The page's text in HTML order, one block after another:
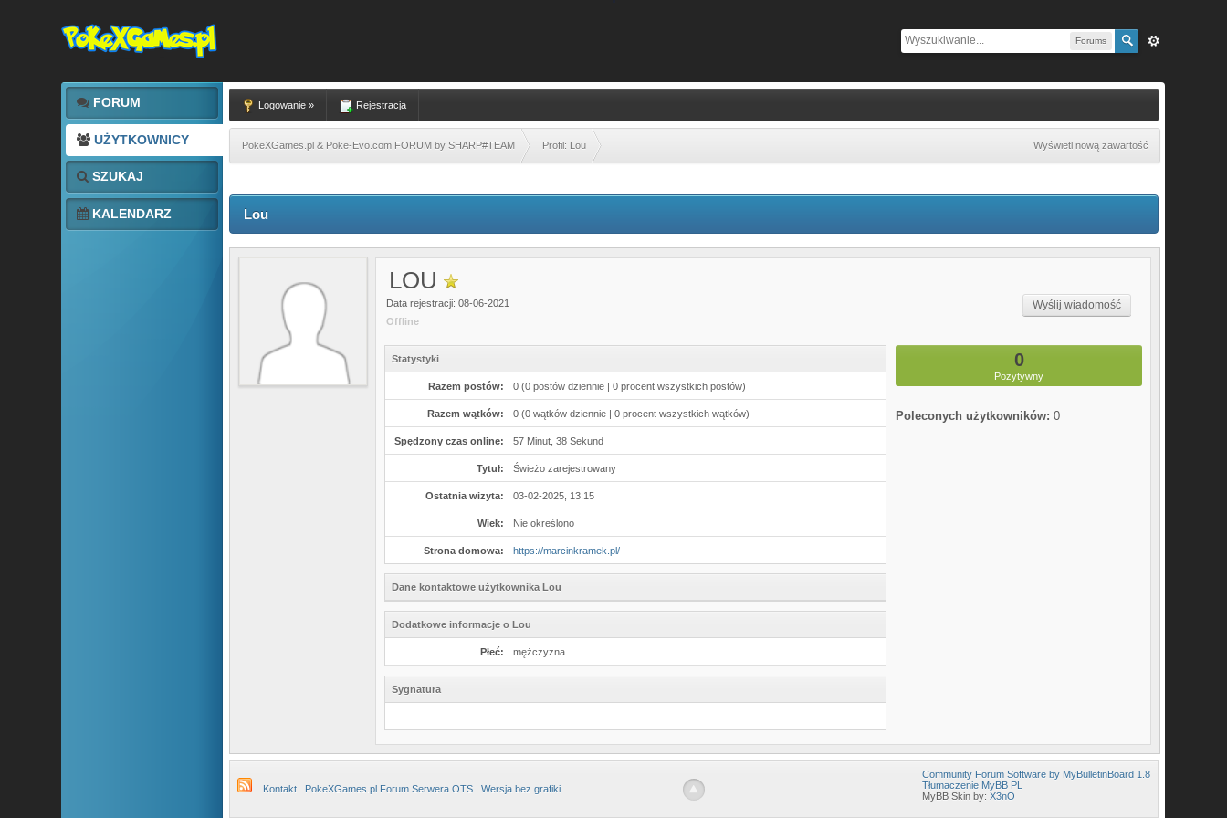
Forums
FORUM
UŻYTKOWNICY
SZUKAJ
KALENDARZ
Logowanie » Rejestracja
PokeXGames.pl & Poke-Evo.com FORUM by SHARP#TEAM Profil: Lou Wyświetl nową zawartość
Lou
LOU
Data rejestracji: 08-06-2021
Offline
Wyślij wiadomość
Statystyki
Razem postów: 0 (0 postów dziennie | 0 procent wszystkich postów)
Razem wątków: 0 (0 wątków dziennie | 0 procent wszystkich wątków)
Spędzony czas online: 57 Minut, 38 Sekund
Tytuł: Świeżo zarejestrowany
Ostatnia wizyta: 03-02-2025, 13:15
Wiek: Nie określono
Strona domowa: https://marcinkramek.pl/
Dane kontaktowe użytkownika Lou
Dodatkowe informacje o Lou
Płeć: mężczyzna
Sygnatura
0
Pozytywny
Poleconych użytkowników: 0
Kontakt PokeXGames.pl Forum Serwera OTS Wersja bez grafiki
Community Forum Software by MyBulletinBoard 1.8
Tłumaczenie MyBB PL
MyBB Skin by:X3nO